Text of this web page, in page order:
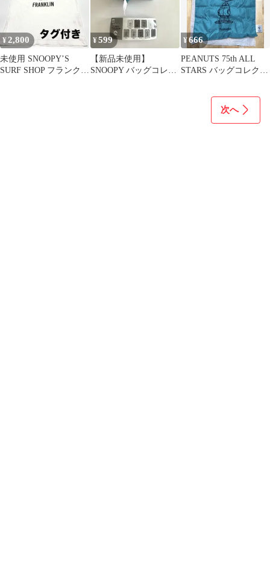
¥2,800
未使用 SNOOPY’S
SURF SHOP フランクリ
¥599
【新品未使用】
SNOOPY バッグコレク
¥666
PEANUTS 75th ALL
STARS バッグコレクシ
次へ